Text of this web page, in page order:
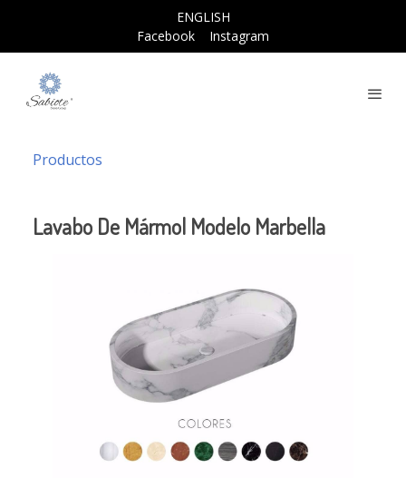
ENGLISH
Facebook
Instagram
Productos
Lavabo De Mármol Modelo Marbella